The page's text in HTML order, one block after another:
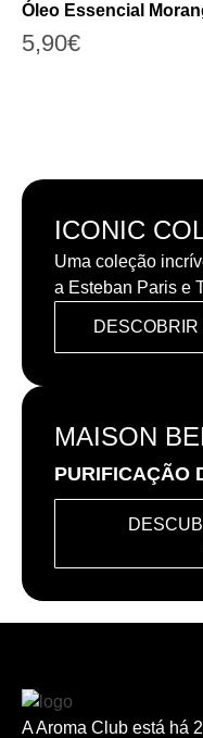
Óleo Essencial
5,90€
ICONIC
Uma coleção
a Esteban Paris e
MAISON
PURIFICAÇÃO
A Aroma Club está há